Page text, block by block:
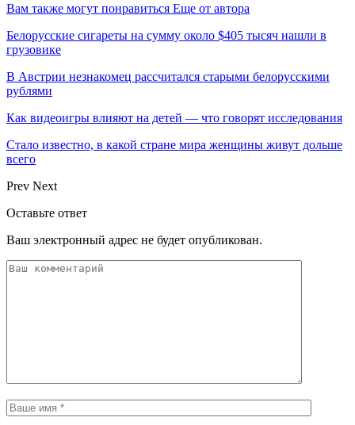
Вам также могут понравиться Еще от автора
Белорусские сигареты на сумму около $405 тысяч нашли в
грузовике
В Австрии незнакомец рассчитался старыми белорусскими
рублями
Как видеоигры влияют на детей — что говорят исследования
Стало известно, в какой стране мира женщины живут дольше
всего
Prev Next
Оставьте ответ
Ваш электронный адрес не будет опубликован.